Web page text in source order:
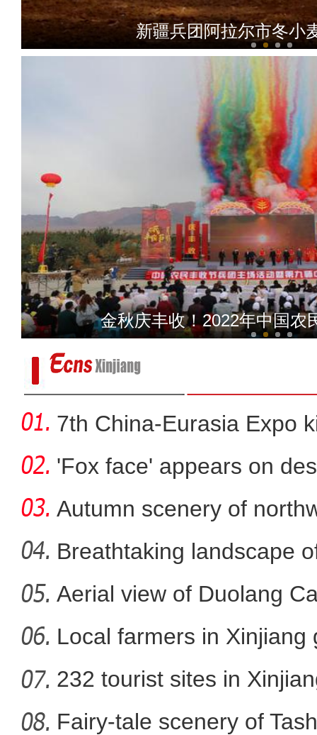
新疆兵团阿拉尔市冬小
新疆雨后雅丹 五道垭景区
新疆铁门关市加强疫情期间
金秋庆丰收！2022年中国农
7th China-Eurasia Expo
'Fox face' appears on
Autumn scenery of
Breathtaking landscape
Aerial view of Duolang
Local farmers in Xinjiang
232 tourist sites in
Fairy-tale scenery of